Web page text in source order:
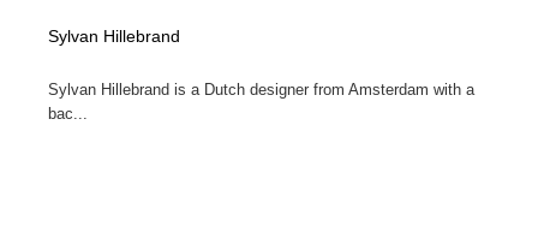
Sylvan Hillebrand
Sylvan Hillebrand is a Dutch designer from Amsterdam with a
bac...